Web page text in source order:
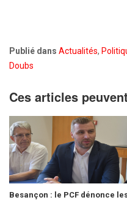
Publié dans Actualités,
Doubs
Ces articles
Besançon : le PCF dénonce